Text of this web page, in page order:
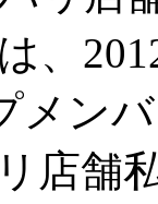
、
メン
店舗